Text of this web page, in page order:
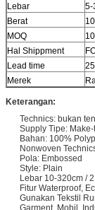
Lebar
5-
Berat
MOQ
Hal Shippment
Lead time
Merek
Keterangan:
Technics: bukan
Supply Tipe:
Bahan: 100%
Nonwoven
Pola: Embossed
Style: Plain
Lebar 10-320cm /
Fitur Waterproof,
Gunakan Tekstil
Garment, Mobil,